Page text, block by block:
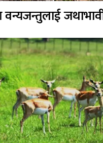
वन्यजन्तुलाई